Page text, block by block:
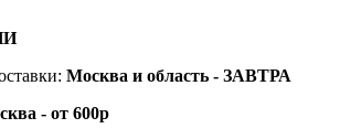
Москва и область - ЗАВТРА
- от 600р